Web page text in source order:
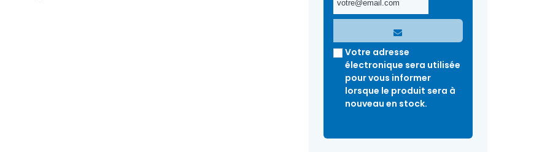
Votre adresse
électronique sera utilisée
pour vous informer
lorsque le produit sera à
nouveau en stock.